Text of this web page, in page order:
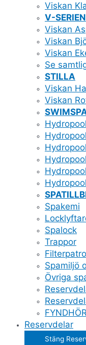
Viskan
V-SERIEN
Viskan
Viskan
Viskan
Se
STILLA
Viskan
Viskan
Spakemi
Spalock
Trappor
Spamiljö
Övriga
Reservdelar
Stäng